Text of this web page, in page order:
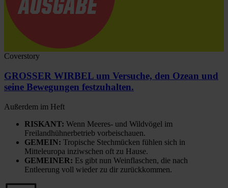
Coverstory
GROSSER WIRBEL um Versuche, den Ozean und
seine Bewegungen festzuhalten.
Außerdem im Heft
RISKANT: Wenn Meeres- und Wildvögel im
Freilandhühnerbetrieb vorbeischauen.
GEMEIN: Tropische Stechmücken fühlen sich in
Mitteleuropa inziwschen oft zu Hause.
GEMEINER: Es gibt nun Weinflaschen, die nach
Entleerung voll wieder zu dir zurückkommen.